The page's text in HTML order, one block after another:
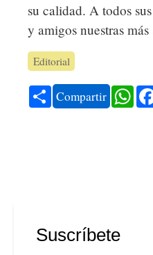
su calidad. A todos
y amigos nuestras
Editorial
Share
Compartir
Suscríbete